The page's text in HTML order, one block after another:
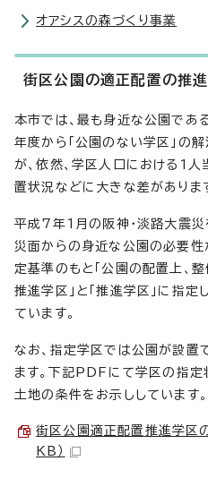
オアシスの森づくり事業
街区公園の適正配置の推進
本市では、最も身近な公園であ
年度から「公園のない学区」の
が、依然、学区人口における1
置状況などに大きな差がありま
平成7年1月の阪神・淡路大震災
災面からの身近な公園の必要性
定基準のもと「公園の配置上、整
推進学区」と「推進学区」に指
ています。
なお、指定学区では公園が設置
ます。下記PDFにて学区の指
土地の条件をお示ししています。
街区公園適正配置推進学
KB）